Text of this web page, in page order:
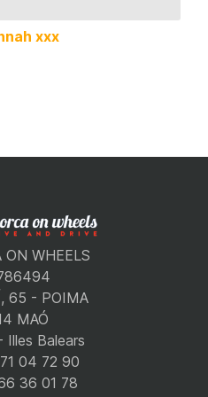
xxx
ON WHEELS
65 - POIMA
MAÓ
Illes Balears
04 72 90
36 01 78